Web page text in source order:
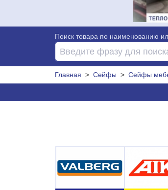
Поиск товара по наименованию
Главная > Сейфы > Сейфы